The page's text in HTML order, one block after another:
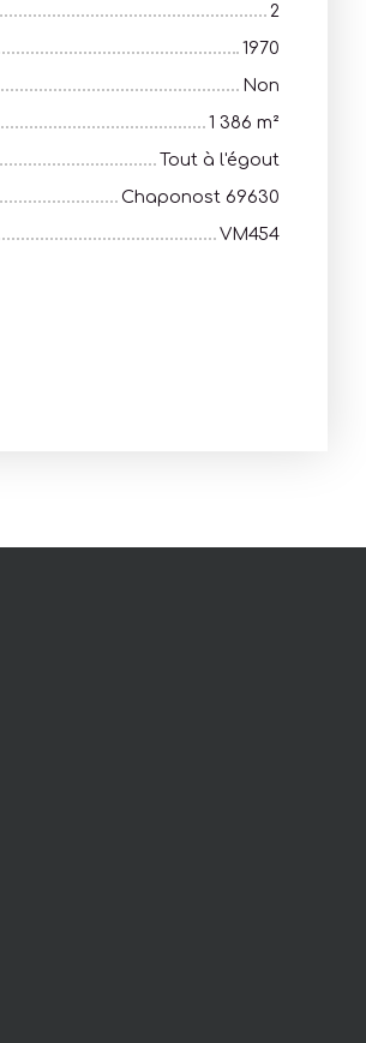
2
1970
Non
1 386 m²
Tout à l'égout
Chaponost 69630
VM454